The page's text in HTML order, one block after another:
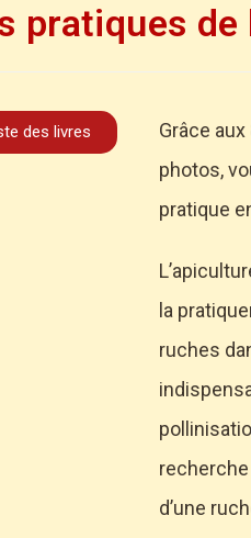
pratiques de
des livres
Grâce
photos,
pratique
la
ruches
d’une